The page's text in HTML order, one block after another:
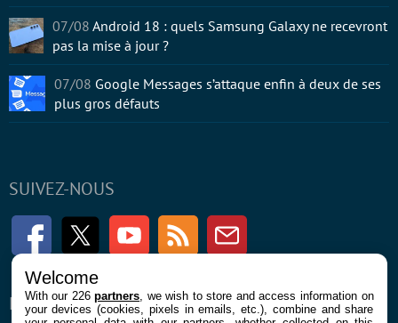
SUIVEZ-NOUS
FacebookTwitter Youtube RSS Newsletter
ENTREPRISE À PROPOS
07/08 Android 18 : quels Samsung Galaxy ne recevront
pas la mise à jour ?
07/08 Google Messages s’attaque enfin à deux de ses
plus gros défauts
Welcome
With our 226partners , we wish to store and access information on
your devices (cookies, pixels in emails, etc.), combine and share